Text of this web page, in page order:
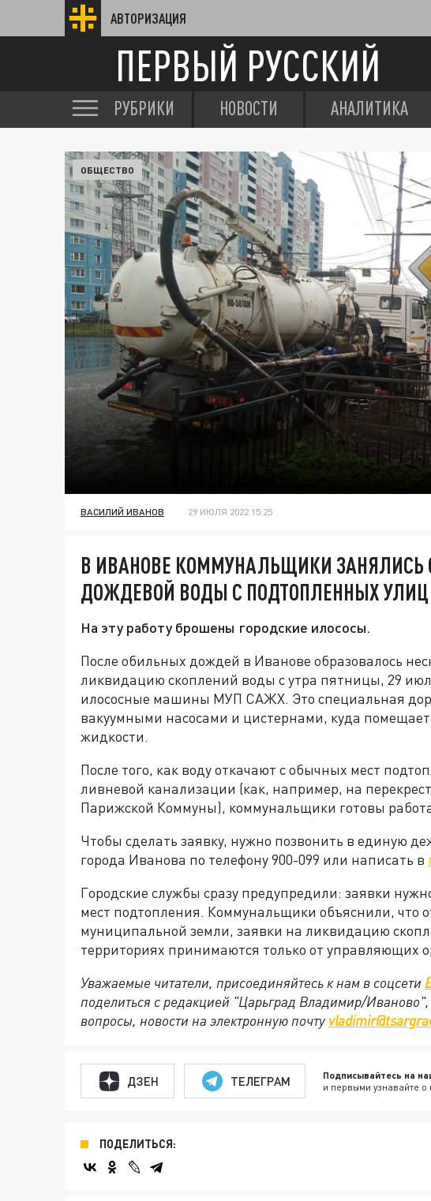
АВТОРИЗАЦИЯ
ПЕРВЫЙ РУССКИЙ
РУБРИКИ НОВОСТИ АНАЛИТИКА
ОБЩЕСТВО
ВАСИЛИЙ ИВАНОВ 29 ИЮЛЯ 2022 15:25
В ИВАНОВЕ КОММУНАЛЬЩИКИ ЗАНЯЛИСЬ
ДОЖДЕВОЙ ВОДЫ С ПОДТОПЛЕННЫХ УЛИЦ
На эту работу брошены городские илососы.
После обильных дождей в Иванове образовалось
ликвидацию скоплений воды с утра пятницы, 29
илососные машины МУП САЖХ. Это специальная
вакуумными насосами и цистернами, куда
жидкости.
После того, как воду откачают с обычных мест
ливневой канализации (как, например, на
Парижской Коммуны), коммунальщики готовы
Чтобы сделать заявку, нужно позвонить в единую
города Иванова по телефону 900-099 или написать в
Городские службы сразу предупредили: заявки
мест подтопления. Коммунальщики объяснили, что
муниципальной земли, заявки на ликвидацию
территориях принимаются только от управляющих
Уважаемые читатели, присоединяйтесь к нам в соцсети
поделиться с редакцией "Царьград Владимир/
вопросы, новости на электронную почту
ДЗЕН ТЕЛЕГРАМ Подписывайтесь на
и первыми узнавайте
ПОДЕЛИТЬСЯ: